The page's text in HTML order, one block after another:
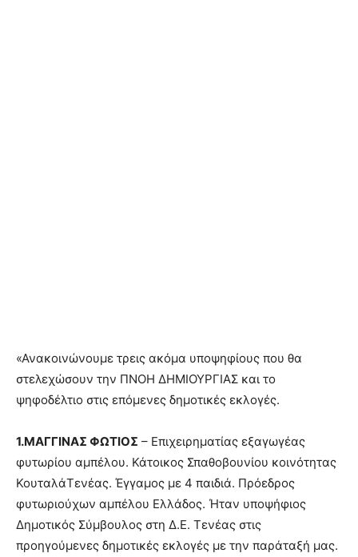
«Ανακοινώνουμε τρεις ακόμα υποψηφίους που θα
στελεχώσουν την ΠΝΟΗ ΔΗΜΙΟΥΡΓΙΑΣ και το
ψηφοδέλτιο στις επόμενες δημοτικές εκλογές.
1.ΜΑΓΓΙΝΑΣ ΦΩΤΙΟΣ – Επιχειρηματίας εξαγωγέας
φυτωρίου αμπέλου. Κάτοικος Σπαθοβουνίου κοινότητας
ΚουταλάΤενέας. Έγγαμος με 4 παιδιά. Πρόεδρος
φυτωριούχων αμπέλου Ελλάδος. Ήταν υποψήφιος
Δημοτικός Σύμβουλος στη Δ.Ε. Τενέας στις
προηγούμενες δημοτικές εκλογές με την παράταξή μας.